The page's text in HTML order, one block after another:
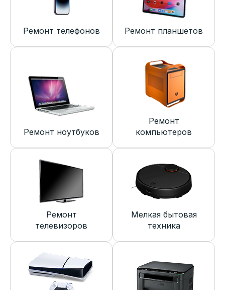
Ремонт телефонов Ремонт планшетов
Ремонт ноутбуков
Ремонт
компьютеров
Ремонт
телевизоров
Мелкая бытовая
техника